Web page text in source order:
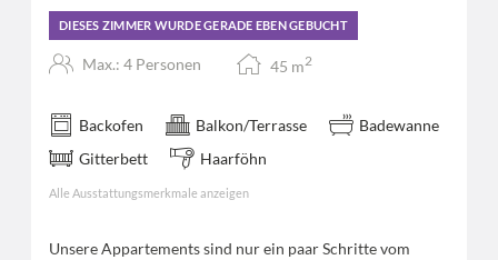
DIESES ZIMMER WURDE GERADE EBEN GEBUCHT
Max.: 4 Personen 45 m2
Backofen Balkon/Terrasse
Badewanne
Gitterbett
Haarföhn
Alle Ausstattungsmerkmale anzeigen
Unsere Appartements sind nur ein paar Schritte vom